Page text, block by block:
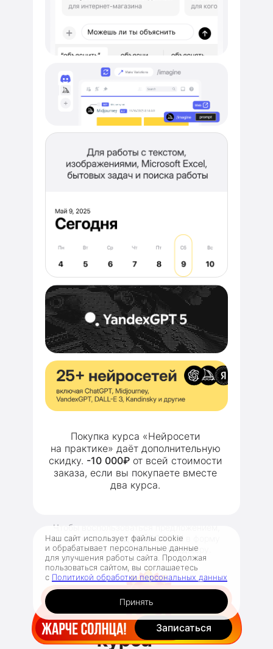
Чтобы воспользоваться предложением,
введите промокодНЕЙРОСЕТИ
заявки или скажите его менеджеру.
Покупка курса «Нейросети
на практике» даёт дополнительную
скидку. -10 000₽от всей стоимости
заказа, если вы покупаете вместе
два курса.
Преподаватели
курса —Записаться
Принять
Наш сайт использует файлы cookie
и обрабатывает персональные данные
для улучшения работы сайта. Продолжая
пользоваться сайтом, вы соглашаетесь
с Политикой обработки персональных данных